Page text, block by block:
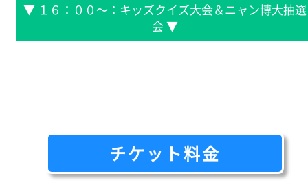
▼ １６：００～：キッズクイズ大会＆ニャン博大抽選
会 ▼
チケット料金